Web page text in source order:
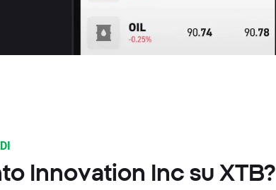
Innovation Inc su XTB?